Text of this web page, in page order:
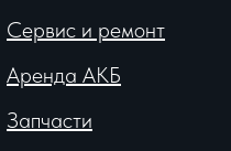
Сервис и ремонт
Аренда АКБ
Запчасти